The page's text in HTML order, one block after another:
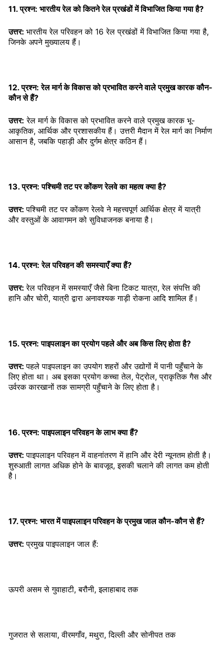
11. प्रश्न: भारतीय रेल को कितने रेल प्रखंडों में विभाजित किया गया है?
उत्तर: भारतीय रेल परिवहन को 16 रेल प्रखंडों में विभाजित किया गया है,
जिनके अपने मुख्यालय हैं।
12. प्रश्न: रेल मार्ग के विकास को प्रभावित करने वाले प्रमुख कारक कौन-
कौन से हैं?
उत्तर: रेल मार्ग के विकास को प्रभावित करने वाले प्रमुख कारक भू-
आकृतिक, आर्थिक और प्रशासकीय हैं। उत्तरी मैदान में रेल मार्ग का निर्माण
आसान है, जबकि पहाड़ी और दुर्गम क्षेत्र कठिन हैं।
13. प्रश्न: पश्चिमी तट पर कोंकण रेलवे का महत्व क्या है?
उत्तर:पश्चिमी तट पर कोंकण रेलवे ने महत्त्वपूर्ण आर्थिक क्षेत्र में यात्री
और वस्तुओं के आवागमन को सुविधाजनक बनाया है।
14. प्रश्न: रेल परिवहन की समस्याएँ क्या हैं?
उत्तर:रेल परिवहन में समस्याएँ जैसे बिना टिकट यात्रा, रेल संपत्ति की
हानि और चोरी, यात्री द्वारा अनावश्यक गाड़ी रोकना आदि शामिल हैं।
15. प्रश्न: पाइपलाइन का प्रयोग पहले और अब किस लिए होता है?
उत्तर:पहले पाइपलाइन का उपयोग शहरों और उद्योगों में पानी पहुँचाने के
लिए होता था। अब इसका प्रयोग कच्चा तेल, पेट्रोल, प्राकृतिक गैस और
उर्वरक कारखानों तक सामग्री पहुँचाने के लिए होता है।
16. प्रश्न: पाइपलाइन परिवहन के लाभ क्या हैं?
उत्तर:पाइपलाइन परिवहन में वाहनांतरण में हानि और देरी न्यूनतम होती है।
शुरुआती लागत अधिक होने के बावजूद, इसकी चलाने की लागत कम होती
है।
17. प्रश्न: भारत में पाइपलाइन परिवहन के प्रमुख जाल कौन-कौन से हैं?
उत्तर:प्रमुख पाइपलाइन जाल हैं:
ऊपरी असम से गुवाहाटी, बरौनी, इलाहाबाद तक
गुजरात से सलाया, वीरमगाँव, मथुरा, दिल्ली और सोनीपत तक